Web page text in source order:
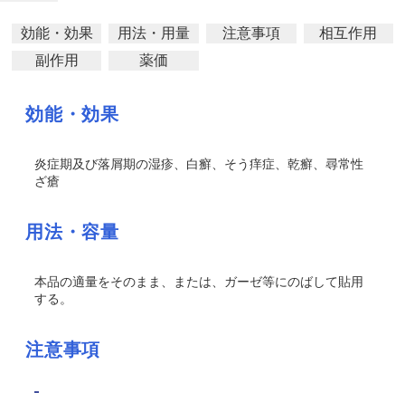
効能・効果 用法・用量 注意事項
相互作用
副作用
薬価
効能・効果
炎症期及び落屑期の湿疹、白癬、そう痒症、乾癬、尋常性
ざ瘡
用法・容量
本品の適量をそのまま、または、ガーゼ等にのばして貼用
する。
注意事項